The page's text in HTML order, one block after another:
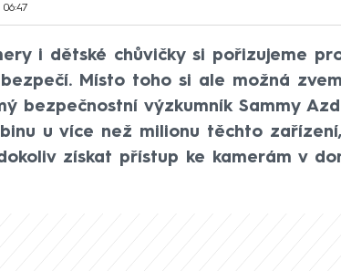
i dětské chůvičky si pořizujeme
Místo toho si ale možná
bezpečnostní výzkumník Sammy
u více než milionu těchto
získat přístup ke kamerám v